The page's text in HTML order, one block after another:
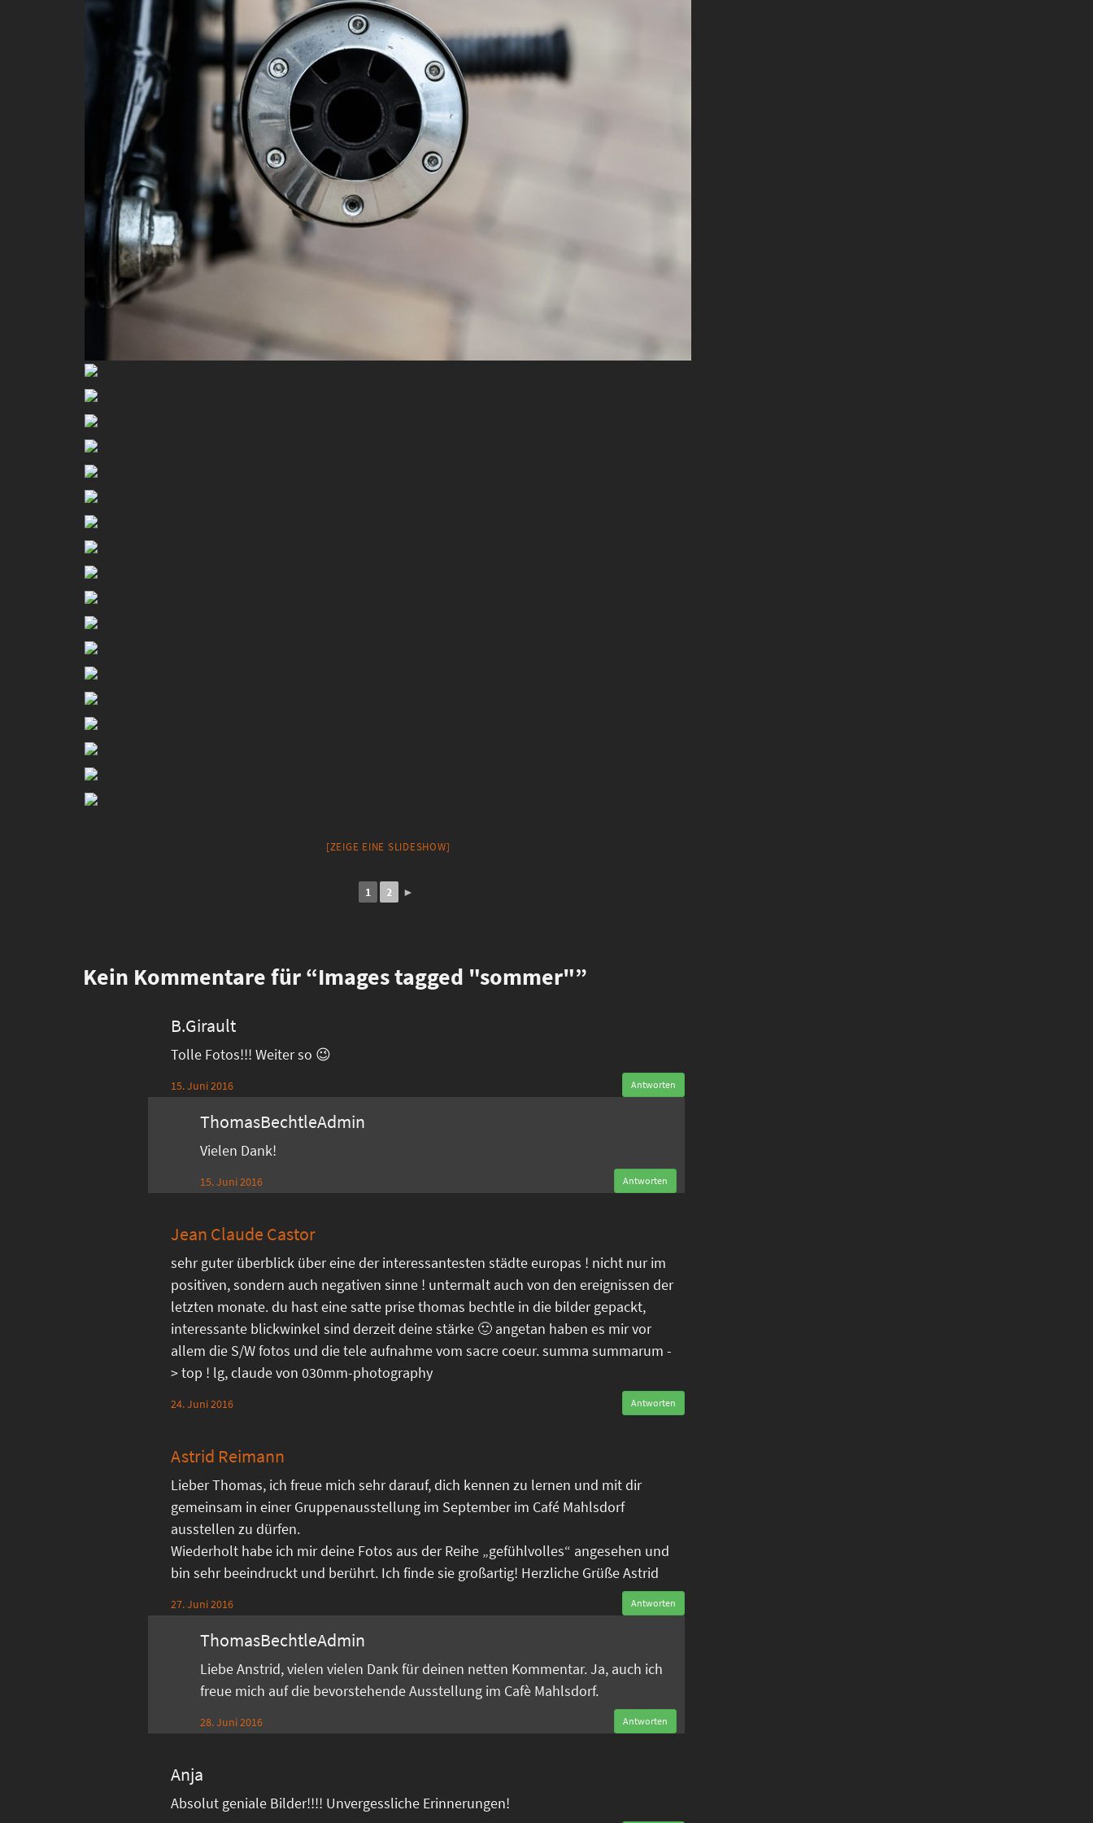
[ZEIGE EINE SLIDESHOW]
1 2 ►
Kein Kommentare für “Images tagged "sommer"”
B.Girault
Tolle Fotos!!! Weiter so 😉
15. Juni 2016 Antworten
ThomasBechtleAdmin
Vielen Dank!
15. Juni 2016 Antworten
Jean Claude Castor
sehr guter überblick über eine der interessantesten städte europas ! nicht nur im
positiven, sondern auch negativen sinne ! untermalt auch von den ereignissen der
letzten monate. du hast eine satte prise thomas bechtle in die bilder gepackt,
interessante blickwinkel sind derzeit deine stärke 🙂 angetan haben es mir vor
allem die S/W fotos und die tele aufnahme vom sacre coeur. summa summarum -
> top ! lg, claude von 030mm-photography
24. Juni 2016 Antworten
Astrid Reimann
Lieber Thomas, ich freue mich sehr darauf, dich kennen zu lernen und mit dir
gemeinsam in einer Gruppenausstellung im September im Café Mahlsdorf
ausstellen zu dürfen.
Wiederholt habe ich mir deine Fotos aus der Reihe „gefühlvolles“ angesehen und
bin sehr beeindruckt und berührt. Ich finde sie großartig! Herzliche Grüße Astrid
27. Juni 2016 Antworten
ThomasBechtleAdmin
Liebe Anstrid, vielen vielen Dank für deinen netten Kommentar. Ja, auch ich
freue mich auf die bevorstehende Ausstellung im Cafè Mahlsdorf.
28. Juni 2016 Antworten
Anja
Absolut geniale Bilder!!!! Unvergessliche Erinnerungen!